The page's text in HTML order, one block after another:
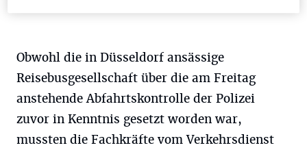
Obwohl die in Düsseldorf ansässige
Reisebusgesellschaft über die am Freitag
anstehende Abfahrtskontrolle der Polizei
zuvor in Kenntnis gesetzt worden war,
mussten die Fachkräfte vom Verkehrsdienst